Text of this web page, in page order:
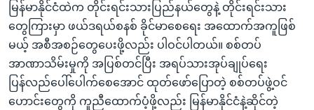
မြန်မာနိုင်ငံထဲက တိုင်းရင်းသားပြည်နယ်တွေနဲ့ တိုင်းရင်းသား
တွေကြားမှာ ဖယ်ဒရယ်စနစ် ခိုင်မာစေရေး အထောက်အကူဖြစ်
မယ့် အစီအစဉ်တွေပေးဖို့လည်း ပါဝင်ပါတယ်။ စစ်တပ်
အာဏာသိမ်းမှုကို အပြစ်တင်ပြီး အရပ်သားအုပ်ချုပ်ရေး
ပြန်လည်ပေါ်ပေါက်စေအောင် ထုတ်ဖော်ပြောတဲ့ စစ်တပ်ဖွဲ့ဝင်
ဟောင်းတွေကို ကူညီထောက်ပံ့ဖို့လည်း မြန်မာနိုင်ငံနဲ့ဆိုင်တဲ့